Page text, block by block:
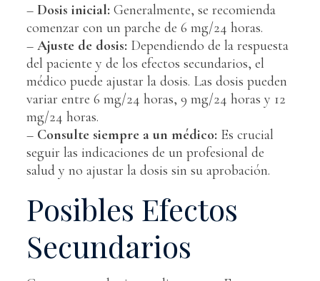
– Dosis inicial:Generalmente, se recomienda
comenzar con un parche de 6 mg/24 horas.
– Ajuste de dosis:Dependiendo de la respuesta
del paciente y de los efectos secundarios, el
médico puede ajustar la dosis. Las dosis pueden
variar entre 6 mg/24 horas, 9 mg/24 horas y 12
mg/24 horas.
– Consulte siempre a un médico:Es crucial
seguir las indicaciones de un profesional de
salud y no ajustar la dosis sin su aprobación.
Posibles Efectos
Secundarios